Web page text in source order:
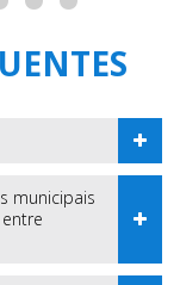
municipais